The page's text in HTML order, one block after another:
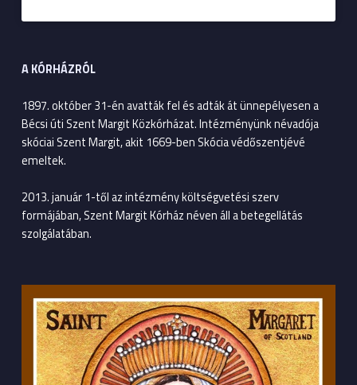
A KÓRHÁZRÓL
1897. október 31-én avatták fel és adták át ünnepélyesen a
Bécsi úti Szent Margit Közkórházat. Intézményünk névadója
skóciai Szent Margit, akit 1669-ben Skócia védőszentjévé
emeltek.
2013. január 1-től az intézmény költségvetési szerv
formájában, Szent Margit Kórház néven áll a betegellátás
szolgálatában.